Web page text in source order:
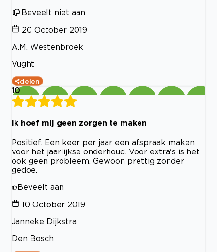
Beveelt niet aan
20 October 2019
A.M. Westenbroek
Vught
delen
10
Ik hoef mij geen zorgen te maken
Positief. Een keer per jaar een afspraak maken
voor het jaarlijkse onderhoud. Voor extra's is het
ook geen probleem. Gewoon prettig zonder
gedoe.
Beveelt aan
10 October 2019
Janneke Dijkstra
Den Bosch